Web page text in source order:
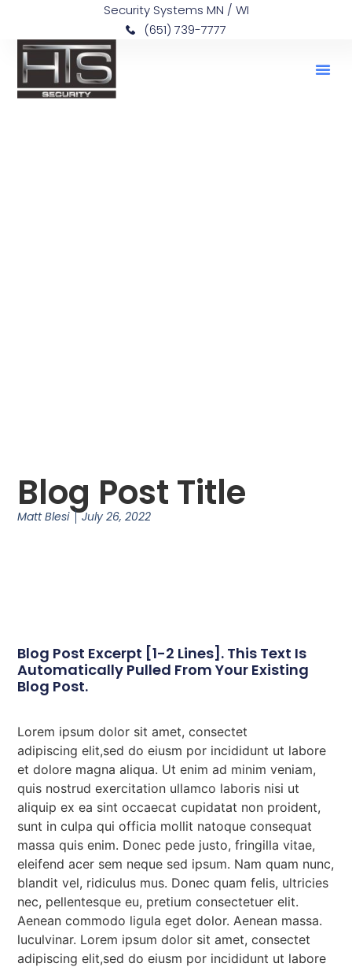
Security Systems MN / WI
(651) 739-7777
Blog Post Title
Matt Blesi July 26, 2022
Blog Post Excerpt [1-2 Lines]. This Text Is
Automatically Pulled From Your Existing
Blog Post.
Lorem ipsum dolor sit amet, consectet
adipiscing elit,sed do eiusm por incididunt ut labore
et dolore magna aliqua. Ut enim ad minim veniam,
quis nostrud exercitation ullamco laboris nisi ut
aliquip ex ea sint occaecat cupidatat non proident,
sunt in culpa qui officia mollit natoque consequat
massa quis enim. Donec pede justo, fringilla vitae,
eleifend acer sem neque sed ipsum. Nam quam nunc,
blandit vel, ridiculus mus. Donec quam felis, ultricies
nec, pellentesque eu, pretium consectetuer elit.
Aenean commodo ligula eget dolor. Aenean massa.
luculvinar. Lorem ipsum dolor sit amet, consectet
adipiscing elit,sed do eiusm por incididunt ut labore